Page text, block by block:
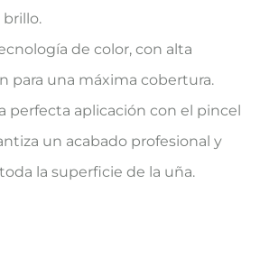
brillo.
de color, con alta
para una máxima cobertura.
perfecta aplicación con el pincel
un acabado profesional y
la superficie de la uña.